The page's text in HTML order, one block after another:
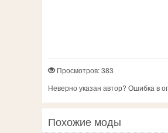
Просмотров: 383
Неверно указан автор? Ошибка в
Похожие моды